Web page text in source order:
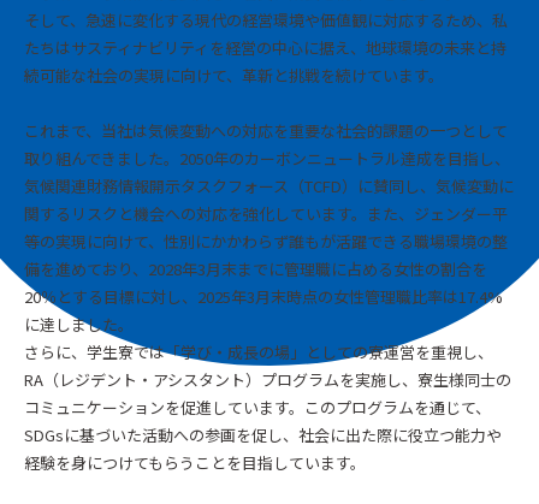
そして、急速に変化する現代の経営環境や価値観に対応するため、私
たちはサスティナビリティを経営の中心に据え、地球環境の未来と持
続可能な社会の実現に向けて、革新と挑戦を続けています。
これまで、当社は気候変動への対応を重要な社会的課題の一つとして
取り組んできました。2050年のカーボンニュートラル達成を目指し、
気候関連財務情報開示タスクフォース（TCFD）に賛同し、気候変動に
関するリスクと機会への対応を強化しています。また、ジェンダー平
等の実現に向けて、性別にかかわらず誰もが活躍できる職場環境の整
備を進めており、2028年3月末までに管理職に占める女性の割合を
20％とする目標に対し、2025年3月末時点の女性管理職比率は17.4%
に達しました。
さらに、学生寮では「学び・成長の場」としての寮運営を重視し、
RA（レジデント・アシスタント）プログラムを実施し、寮生様同士の
コミュニケーションを促進しています。このプログラムを通じて、
SDGsに基づいた活動への参画を促し、社会に出た際に役立つ能力や
経験を身につけてもらうことを目指しています。